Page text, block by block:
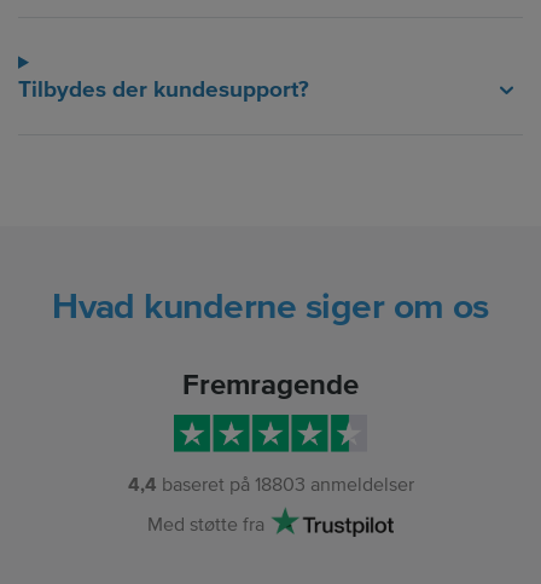
Tilbydes der kundesupport?
Hvad kunderne siger om os
Fremragende
4,4 baseret på 18803 anmeldelser
Med støtte fra